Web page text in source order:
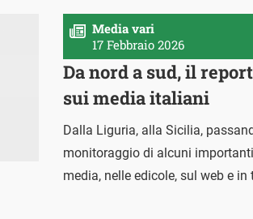
Media vari
17 Febbraio 2026
Da nord a sud, il
sui media italiani
Dalla Liguria, alla Sicilia,
monitoraggio di alcuni
media, nelle edicole, sul web e in